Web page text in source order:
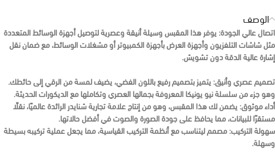
الوصف
اتصال عالي الجودة:يوفر هذا المقبس وسيلة أنيقة وعصرية لتوصيل أجهزة الوسائط المتعددة
مثل شاشات التلفزيون وأجهزة العرض بأجهزة الكمبيوتر أو مشغلات الوسائط، مع ضمان نقل
إشارةعالية الدقةدون تشويش.
تصميم عصري وأنيق:يتميز بتصميم رفيع باللونالفضي، يضيف لمسة من الرقي إلى حائطك.
وهو جزء من سلسلةنيو يونيكاالمعروفة بجمالها العصري وتكاملها مع الديكورات الحديثة.
أداء موثوق:يضمن لك هذا المقبس، وهو من إنتاج علامة تجاريةشنايدرالرائدة عالميًا، نقلًا
مستقرًا للبيانات، مما يحافظ على جودة الصورة والصوت في أفضل حالاتها.
سهولة التركيب:مصمم ليتناسب مع أنظمة التركيب القياسية، مما يجعل عملية تركيبه بسيطة
وسهلة.